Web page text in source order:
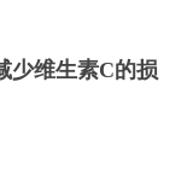
少维生素C的损